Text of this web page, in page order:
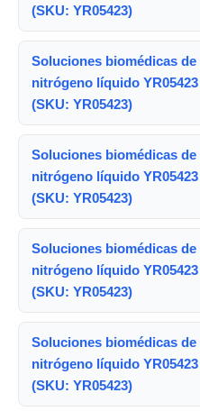
(SKU: YR05423)
Soluciones biomédicas
nitrógeno líquido YR05423
(SKU: YR05423)
Soluciones biomédicas
nitrógeno líquido YR05423
(SKU: YR05423)
Soluciones biomédicas
nitrógeno líquido YR05423
(SKU: YR05423)
Soluciones biomédicas
nitrógeno líquido YR05423
(SKU: YR05423)